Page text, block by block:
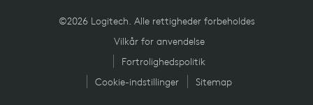
©2026 Logitech. Alle rettigheder forbeholdes
Vilkår for anvendelse
Fortrolighedspolitik
Cookie-indstillinger
Sitemap